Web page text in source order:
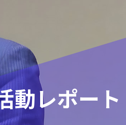
動レポート